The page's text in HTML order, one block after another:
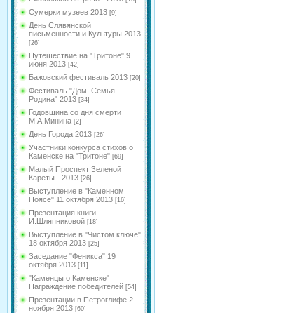
Сумерки музеев 2013 [9]
День Слявянской
письменности и Культуры 2013
[26]
Путешествие на "Тритоне" 9
июня 2013 [42]
Бажовский фестиваль 2013 [20]
Фестиваль "Дом. Семья.
Родина" 2013 [34]
Годовщина со дня смерти
М.А.Минина [2]
День Города 2013 [26]
Участники конкурса стихов о
Каменске на "Тритоне" [69]
Малый Проспект Зеленой
Кареты - 2013 [26]
Выступление в "Каменном
Поясе" 11 октября 2013 [16]
Презентация книги
И.Шляпниковой [18]
Выступление в "Чистом ключе"
18 октября 2013 [25]
Заседание "Феникса" 19
октября 2013 [11]
"Каменцы о Каменске"
Награждение победителей [54]
Презентации в Петроглифе 2
ноября 2013 [60]